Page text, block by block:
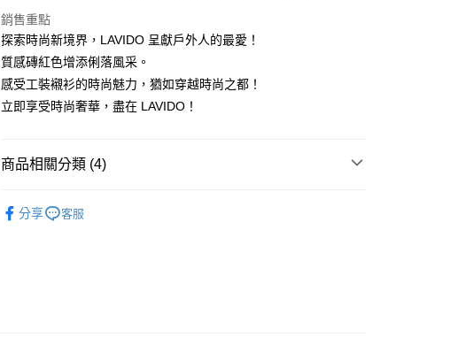
【繳款方式說明】
1.分期款項不併入電信帳單，「大哥付你分期」於每月結算日後寄送繳費提
醒簡訊。
2.透過簡訊連結打開帳單後，可選擇「超商條碼／台灣大直營門市／銀行轉
帳／街口支付／iPASS MONEY」等通路繳費。
款買賣價金債權讓與本公司後，依約使用本公司帳單繳交帳款。
用，由本公司與您本人進行分期帳單所需資料之確認、核對及更正。
付款後全家取貨
每筆NT$60，滿NT$1,200(含以上)免運費
宅配
銷售重點
探索時尚新境界，LAVIDO 呈獻戶外人的最愛！
質感磚紅色增添俐落風采。
感受工裝襯衫的時尚魅力，猶如穿越時尚之都！
立即享受時尚奢華，盡在 LAVIDO！
商品相關分類 (4)
分享 客服